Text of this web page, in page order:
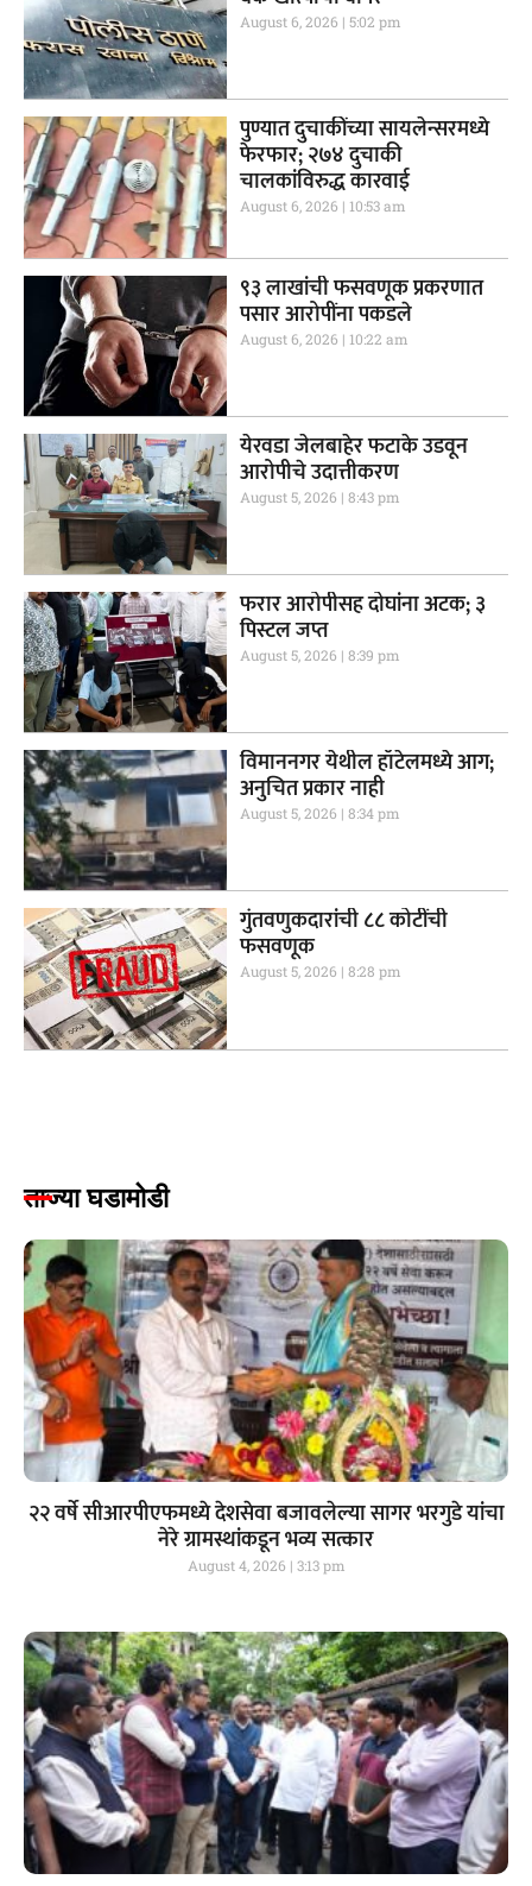
August 6, 2026 5:02 pm
पुण्यात दुचाकींच्या सायलेन्सरमध्ये
फेरफार; २७४ दुचाकी
चालकांविरुद्ध कारवाई
August 6, 2026 10:53 am
९३ लाखांची फसवणूक प्रकरणात
पसार आरोपींना पकडले
August 6, 2026 10:22 am
येरवडा जेलबाहेर फटाके उडवून
आरोपीचे उदात्तीकरण
August 5, 2026 8:43 pm
फरार आरोपीसह दोघांना अटक; ३
पिस्टल जप्त
August 5, 2026 8:39 pm
विमाननगर येथील हॉटेलमध्ये आग;
अनुचित प्रकार नाही
August 5, 2026 8:34 pm
गुंतवणुकदारांची ८८ कोटींची
फसवणूक
August 5, 2026 8:28 pm
ताज्या घडामोडी
२२ वर्षे सीआरपीएफमध्ये देशसेवा बजावलेल्या सागर भरगुडे यांचा
नेरे ग्रामस्थांकडून भव्य सत्कार
August 4, 2026 3:13 pm